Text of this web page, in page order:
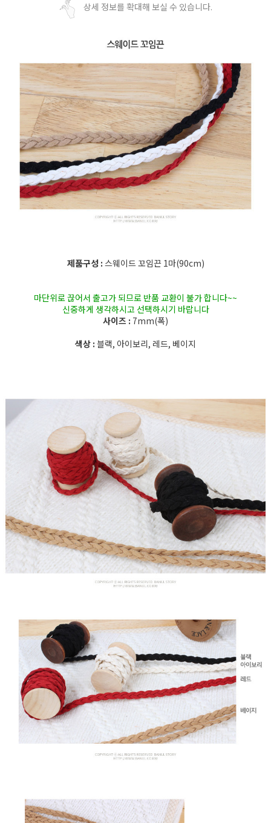
상세 정보를 확대해 보실 수 있습니다.
제품구성 : 스웨이드 꼬임끈 1마(90cm)
마단위로 끊어서 출고가 되므로 반품 교환이 불가 합니다~~
신중하게 생각하시고 선택하시기 바랍니다
사이즈 : 7mm(폭)
색상 : 블랙, 아이보리, 레드, 베이지